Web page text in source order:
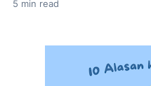
5 min read